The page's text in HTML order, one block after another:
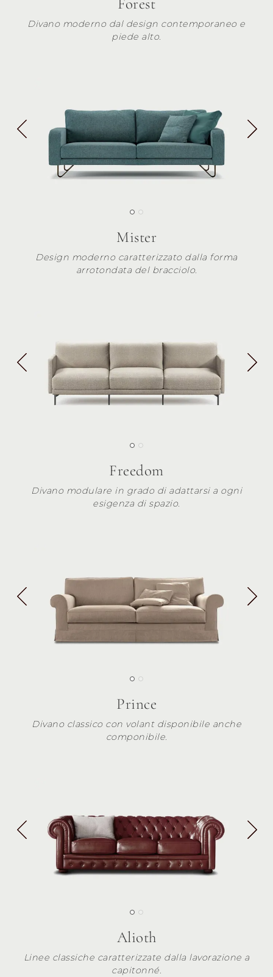
Divano moderno dal design contemporaneo e
piede alto.
Mister
Design moderno caratterizzato dalla forma
arrotondata del bracciolo.
Freedom
Divano modulare in grado di adattarsi a ogni
esigenza di spazio.
Prince
Divano classico con volant disponibile anche
componibile.
Alioth
Linee classiche caratterizzate dalla lavorazione a
capitonné.